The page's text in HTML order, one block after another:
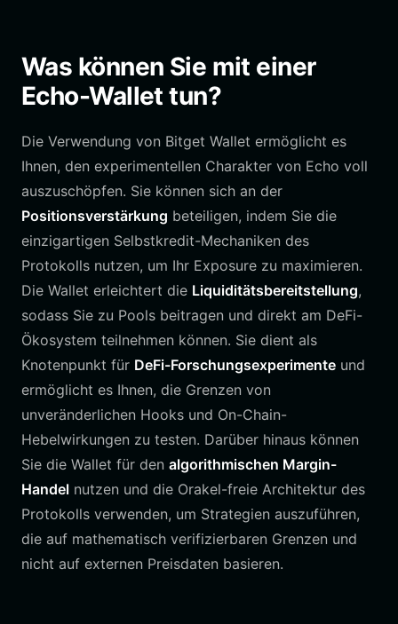
Was können Sie mit einer
Echo-Wallet tun?
Die Verwendung von Bitget Wallet ermöglicht es
Ihnen, den experimentellen Charakter von Echo voll
auszuschöpfen. Sie können sich an der
Positionsverstärkung beteiligen, indem Sie die
einzigartigen Selbstkredit-Mechaniken des
Protokolls nutzen, um Ihr Exposure zu maximieren.
Die Wallet erleichtert die Liquiditätsbereitstellung,
sodass Sie zu Pools beitragen und direkt am DeFi-
Ökosystem teilnehmen können. Sie dient als
Knotenpunkt für DeFi-Forschungsexperimente und
ermöglicht es Ihnen, die Grenzen von
unveränderlichen Hooks und On-Chain-
Hebelwirkungen zu testen. Darüber hinaus können
Sie die Wallet für den algorithmischen Margin-
Handel nutzen und die Orakel-freie Architektur des
Protokolls verwenden, um Strategien auszuführen,
die auf mathematisch verifizierbaren Grenzen und
nicht auf externen Preisdaten basieren.